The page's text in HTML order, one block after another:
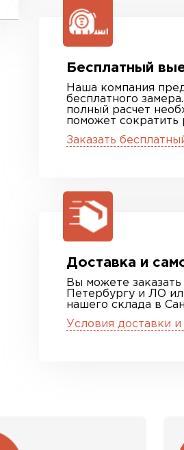
Бесплатный
Наша компания
бесплатного
полный расчет
поможет сократить
Заказать
Доставка и
Вы можете
Петербургу и ЛО
нашего склада в
Условия доставки и